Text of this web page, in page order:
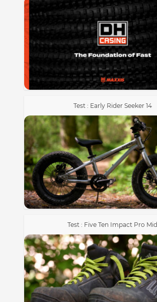
Test : Early Rider Seeker 14
Test : Five Ten Impact Pro Mid